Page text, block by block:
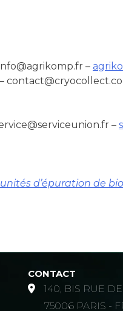
–
–
d’épuration de
CONTACT
140, BIS RUE
75006 PARIS -